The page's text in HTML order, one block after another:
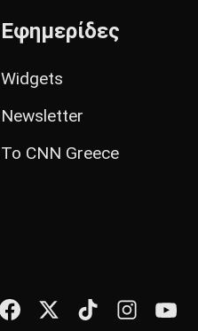
Εφημερίδες
Widgets
Newsletter
Το CNN Greece